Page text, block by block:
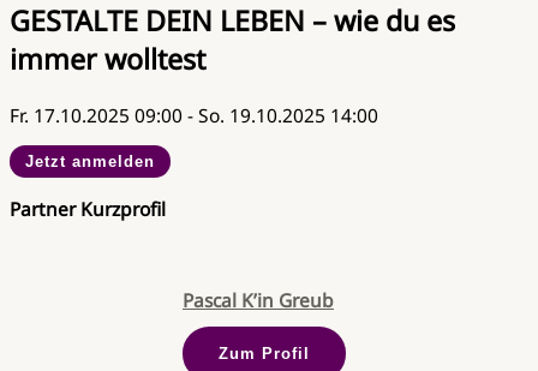
GESTALTE DEIN LEBEN – wie du es
immer wolltest
Fr. 17.10.2025 09:00 - So. 19.10.2025 14:00
Jetzt anmelden
Partner Kurzprofil
Pascal K’in Greub
Zum Profil